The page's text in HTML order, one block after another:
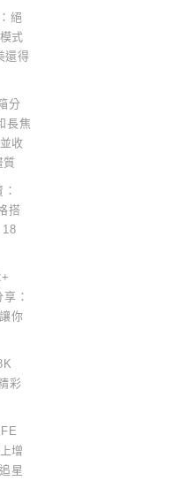
絕
式
還得
分
長焦
收
質
搭
：
你
彩
增
星